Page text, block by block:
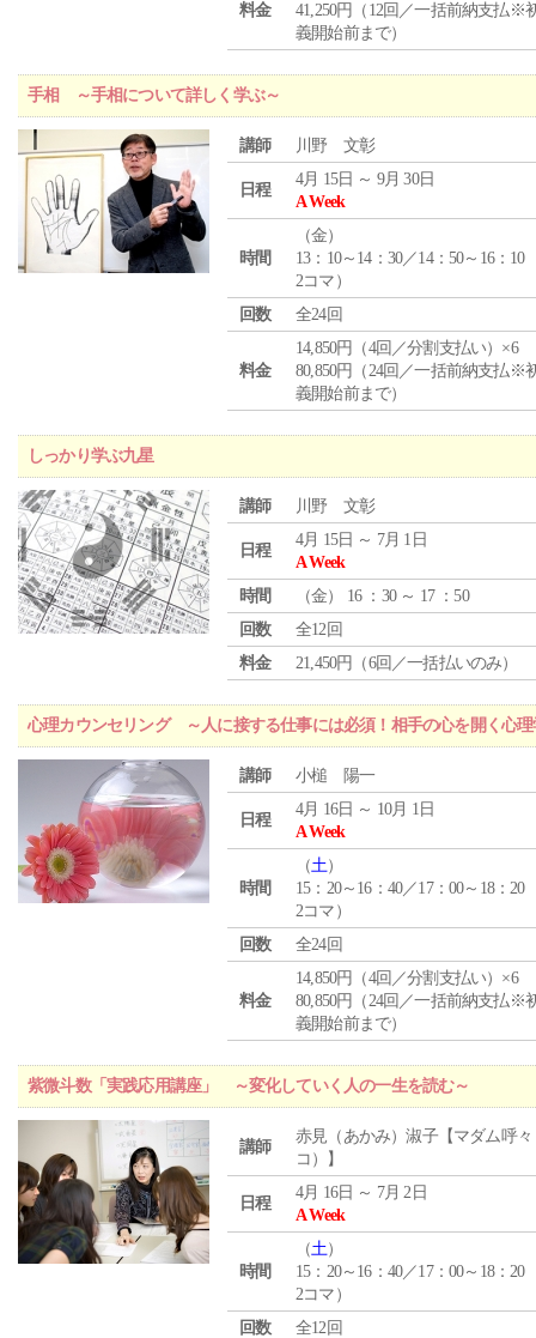
料金
41,250円（12回／一括前納支払※
義開始前まで）
手相 ～手相について詳しく学ぶ～
講師 川野 文彰
日程
4月 15日 ～ 9月 30日
A Week
時間
（金）
13：10～14：30／14：50～16：10
2コマ）
回数
全24回
料金
14,850円（4回／分割支払い）×6
80,850円（24回／一括前納支払※
義開始前まで）
しっかり学ぶ九星
講師 川野 文彰
日程
4月 15日 ～ 7月 1日
A Week
時間
（金） 16 ：30 ～ 17 ：50
回数
全12回
料金
21,450円（6回／一括払いのみ）
心理カウンセリング ～人に接する仕事には必須！相手の心を開く心理
講師 小槌 陽一
日程
4月 16日 ～ 10月 1日
A Week
時間
（土）
15：20～16：40／17：00～18：20
2コマ）
回数
全24回
料金
14,850円（4回／分割支払い）×6
80,850円（24回／一括前納支払※
義開始前まで）
紫微斗数「実践応用講座」 ～変化していく人の一生を読む～
講師
赤見（あかみ）淑子【マダム呼々
コ）】
日程
4月 16日 ～ 7月 2日
A Week
時間
（土）
15：20～16：40／17：00～18：20
2コマ）
回数
全12回